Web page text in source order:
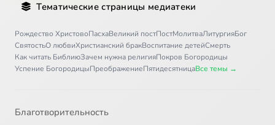
Тематические страницы медиатеки
Рождество ХристовоПасхаВеликий постПостМолитваЛитургияБог
СвятостьО любвиХристианский бракВоспитание детейСмерть
Как читать БиблиюЗачем нужна религияПокров Богородицы
Успение БогородицыПреображениеПятидесятницаВсе темы →
Благотворительность